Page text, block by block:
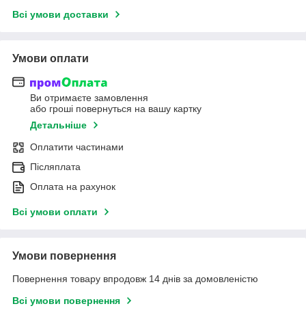
Всі умови доставки
Умови оплати
Ви отримаєте замовлення
або гроші повернуться на вашу картку
Детальніше
Оплатити частинами
Післяплата
Оплата на рахунок
Всі умови оплати
Умови повернення
Повернення товару впродовж 14 днів за домовленістю
Всі умови повернення